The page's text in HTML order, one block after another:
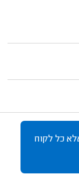
כל לקוח